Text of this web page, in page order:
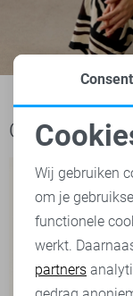
Ook het
Marketing
Consent
Wij gebruiken
om je
functionele
werkt.
partners